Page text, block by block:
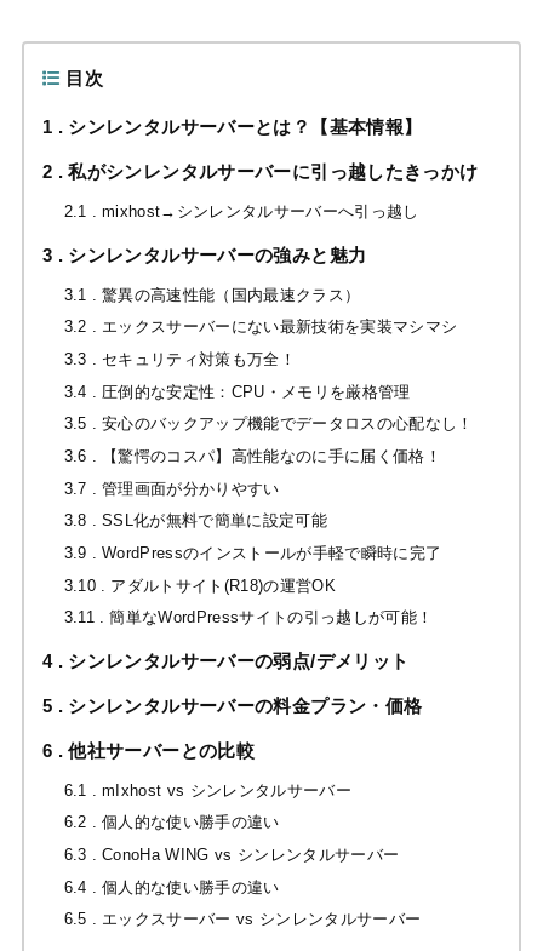
目次
1 シンレンタルサーバーとは？【基本情報】
2 私がシンレンタルサーバーに引っ越したきっかけ
2.1 mixhost→シンレンタルサーバーへ引っ越し
3 シンレンタルサーバーの強みと魅力
3.1
驚異の高速性能（国内最速クラス）
3.2
エックスサーバーにない最新技術を実装マシマシ
3.3
セキュリティ対策も万全！
3.4
圧倒的な安定性：CPU・メモリを厳格管理
3.5
安心のバックアップ機能でデータロスの心配なし！
3.6
【驚愕のコスパ】高性能なのに手に届く価格！
3.7
管理画面が分かりやすい
3.8
SSL化が無料で簡単に設定可能
3.9
WordPressのインストールが手軽で瞬時に完了
3.10
アダルトサイト(R18)の運営OK
3.11
簡単なWordPressサイトの引っ越しが可能！
4 シンレンタルサーバーの弱点/デメリット
5 シンレンタルサーバーの料金プラン・価格
6 他社サーバーとの比較
6.1
mIxhost vs シンレンタルサーバー
6.2
個人的な使い勝手の違い
6.3
ConoHa WING vs シンレンタルサーバー
6.4
個人的な使い勝手の違い
6.5
エックスサーバー vs シンレンタルサーバー